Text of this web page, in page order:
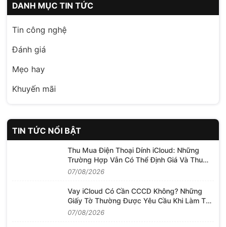
DANH MỤC TIN TỨC
Tin công nghệ
Đánh giá
Mẹo hay
Khuyến mãi
TIN TỨC NỔI BẬT
Thu Mua Điện Thoại Dính iCloud: Những
Trường Hợp Vẫn Có Thể Định Giá Và Thu
Mua
07/08/2026
Vay iCloud Có Cần CCCD Không? Những
Giấy Tờ Thường Được Yêu Cầu Khi Làm Thủ
Tục
07/08/2026